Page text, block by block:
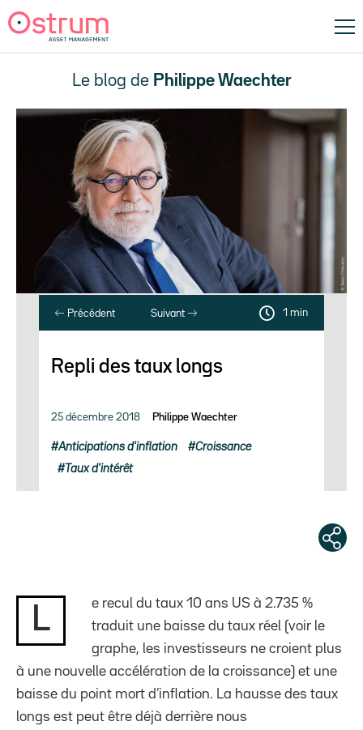
Le blog de Philippe Waechter
Précédent Suivant 1 min
Repli des taux longs
25 décembre 2018 Philippe Waechter
Anticipations d'inflation Croissance
Taux d'intérêt
L
e recul du taux 10 ans US à 2.735 %
traduit une baisse du taux réel (voir le
graphe, les investisseurs ne croient plus
à une nouvelle accélération de la croissance) et une
baisse du point mort d’inflation. La hausse des taux
longs est peut être déjà derrière nous